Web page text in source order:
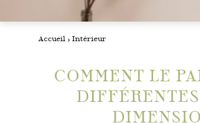
Accueil Intérieur
COMMENT LE